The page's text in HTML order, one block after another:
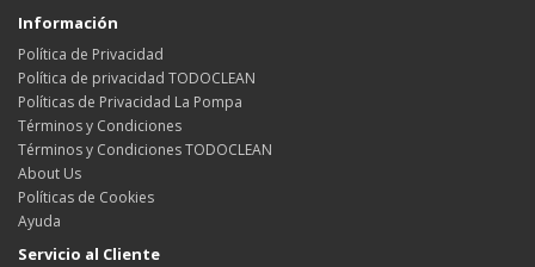
Información
Política de Privacidad
Política de privacidad TODOCLEAN
Políticas de Privacidad La Pompa
Términos y Condiciones
Términos y Condiciones TODOCLEAN
About Us
Políticas de Cookies
Ayuda
Servicio al Cliente